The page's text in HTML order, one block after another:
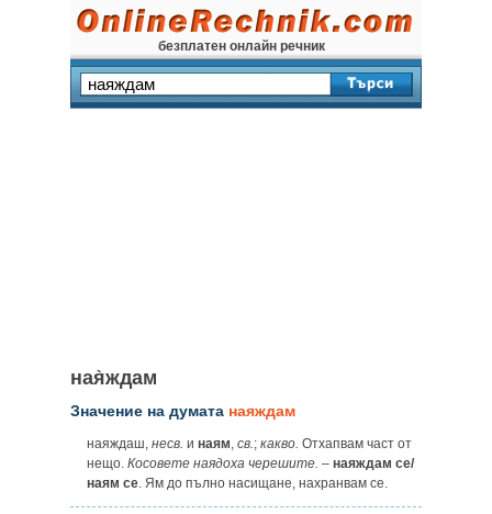
безплатен онлайн речник
ная̀ждам
Значение на думата наяждам
наяждаш, несв. и наям, св.; какво. Отхапвам част от
нещо. Косовете наядоха черешите. – наяждам се/
наям се. Ям до пълно насищане, нахранвам се.